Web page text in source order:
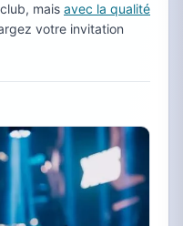
mais avec la qualité
votre invitation